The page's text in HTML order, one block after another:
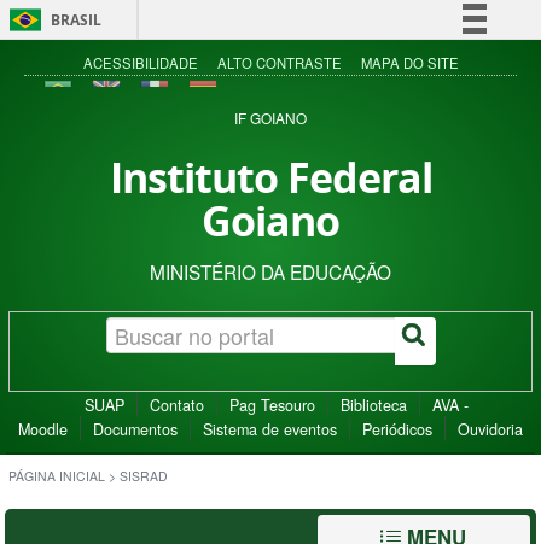
BRASIL
Simplifique!
Acesso à informação
ACESSIBILIDADE ALTO CONTRASTE MAPA DO SITE
IF GOIANO
Instituto Federal
Goiano
MINISTÉRIO DA EDUCAÇÃO
SUAP Contato Pag Tesouro Biblioteca
AVA -
Moodle
Documentos Sistema de eventos Periódicos Ouvidoria
PÁGINA INICIAL > SISRAD
MENU